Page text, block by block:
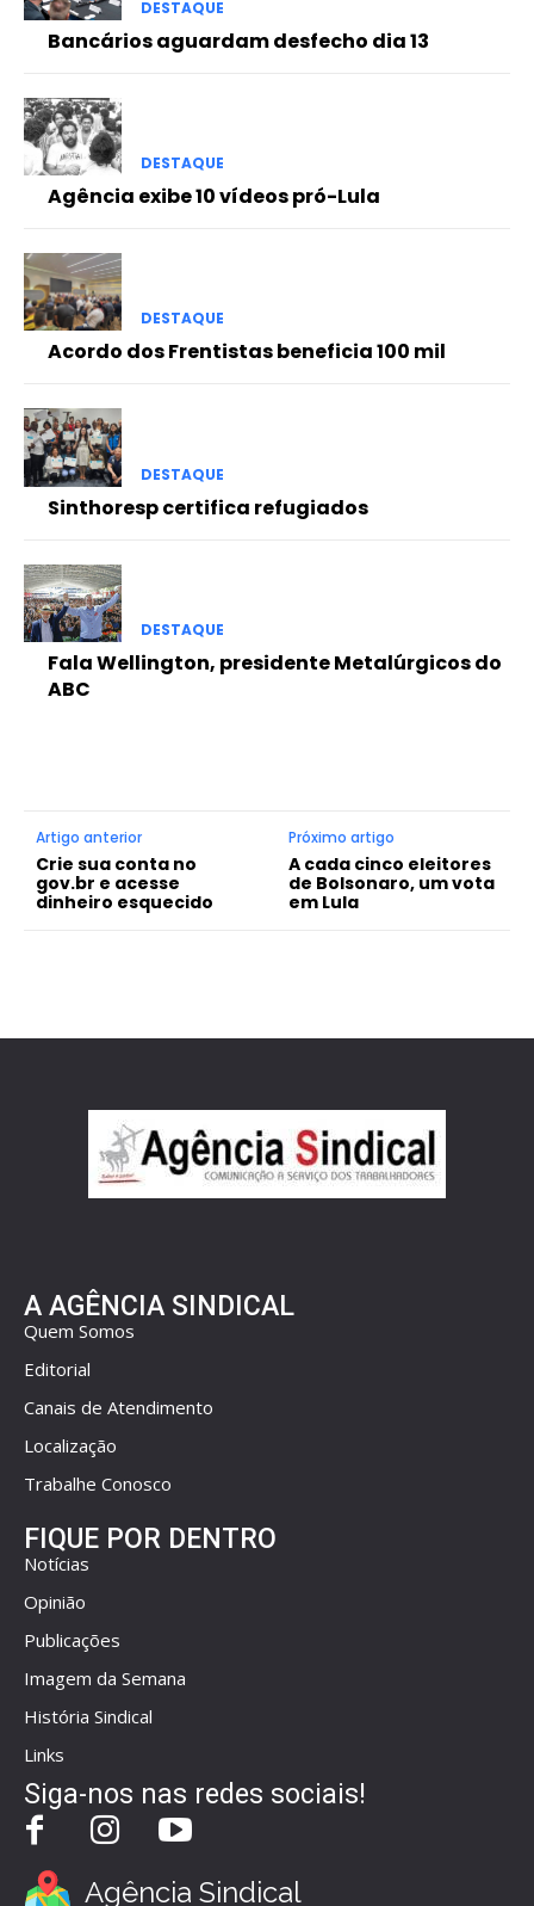
DESTAQUE
Bancários aguardam desfecho dia 13
DESTAQUE
Agência exibe 10 vídeos pró-Lula
DESTAQUE
Acordo dos Frentistas beneficia 100 mil
DESTAQUE
Sinthoresp certifica refugiados
DESTAQUE
Fala Wellington, presidente Metalúrgicos do
ABC
Artigo anterior
Crie sua conta no
gov.br e acesse
dinheiro esquecido
Próximo artigo
A cada cinco eleitores
de Bolsonaro, um vota
em Lula
A AGÊNCIA SINDICAL
Quem Somos
Editorial
Canais de Atendimento
Localização
Trabalhe Conosco
FIQUE POR DENTRO
Notícias
Opinião
Publicações
Imagem da Semana
História Sindical
Links
Siga-nos nas redes sociais!
Agência Sindical